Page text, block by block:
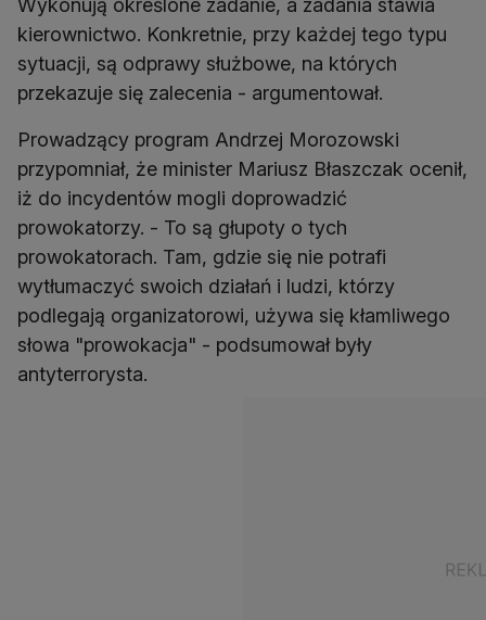
Wykonują określone zadanie, a zadania stawia
kierownictwo. Konkretnie, przy każdej tego typu
sytuacji, są odprawy służbowe, na których
przekazuje się zalecenia - argumentował.
Prowadzący program Andrzej Morozowski
przypomniał, że minister Mariusz Błaszczak ocenił,
iż do incydentów mogli doprowadzić
prowokatorzy. - To są głupoty o tych
prowokatorach. Tam, gdzie się nie potrafi
wytłumaczyć swoich działań i ludzi, którzy
podlegają organizatorowi, używa się kłamliwego
słowa "prowokacja" - podsumował były
antyterrorysta.